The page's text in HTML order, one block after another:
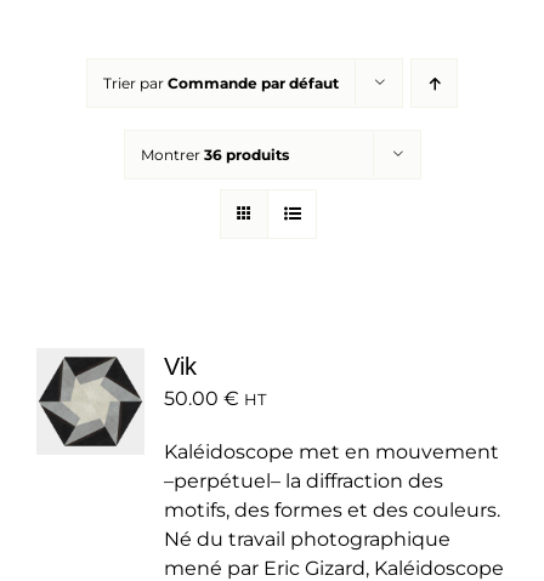
Trier par Commande par défaut
Montrer 36 produits
Vik
50.00 € HT
Kaléidoscope met en mouvement
–perpétuel– la diffraction des
motifs, des formes et des couleurs.
Né du travail photographique
mené par Eric Gizard, Kaléidoscope